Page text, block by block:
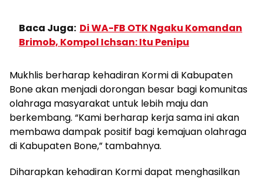
Baca Juga: Di WA-FB OTK Ngaku Komandan
Brimob, Kompol Ichsan: Itu Penipu
Mukhlis berharap kehadiran Kormi di Kabupaten
Bone akan menjadi dorongan besar bagi komunitas
olahraga masyarakat untuk lebih maju dan
berkembang. “Kami berharap kerja sama ini akan
membawa dampak positif bagi kemajuan olahraga
di Kabupaten Bone,” tambahnya.
Diharapkan kehadiran Kormi dapat menghasilkan